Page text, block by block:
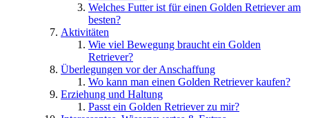
Welches Futter ist für einen Golden Retriever am
besten?
Aktivitäten
Wie viel Bewegung braucht ein Golden
Retriever?
Überlegungen vor der Anschaffung
Wo kann man einen Golden Retriever kaufen?
Erziehung und Haltung
Passt ein Golden Retriever zu mir?